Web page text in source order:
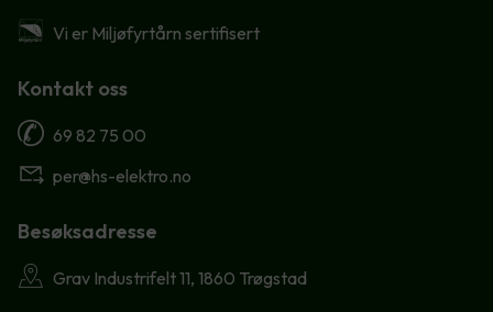
Vi er Miljøfyrtårn sertifisert
Kontakt oss
69 82 75 00
per@hs-elektro.no
Besøksadresse
Grav Industrifelt 11, 1860 Trøgstad